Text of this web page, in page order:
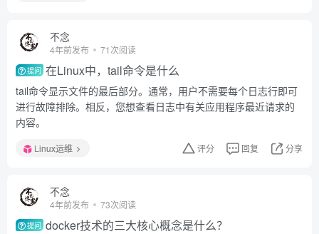
不念
4年前发布 71次阅读
提问 在Linux中，tail命令是什么
tail命令显示文件的最后部分。通常，用户不需要每个日志行即可
进行故障排除。相反，您想查看日志中有关应用程序最近请求的
内容。
Linux运维 评分 回复 分享
不念
4年前发布 73次阅读
提问 docker技术的三大核心概念是什么？